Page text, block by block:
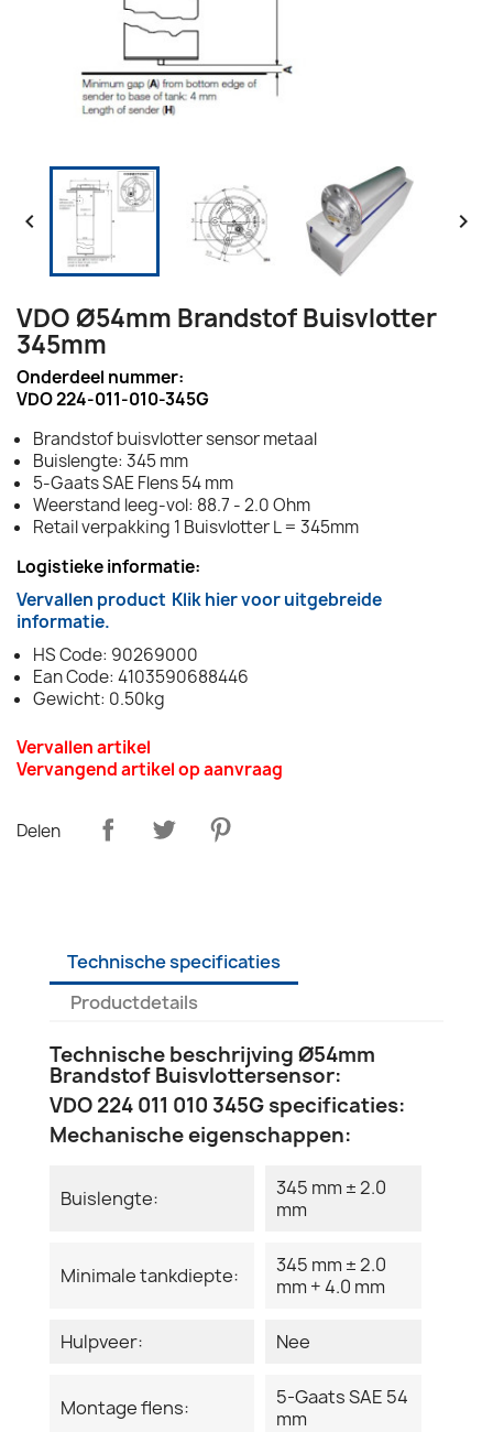
 
VDO Ø54mm Brandstof Buisvlotter
345mm
Onderdeel nummer:
VDO 224-011-010-345G
Brandstof buisvlotter sensor metaal
Buislengte: 345 mm
5-Gaats SAE Flens 54 mm
Weerstand leeg-vol: 88.7 - 2.0 Ohm
Retail verpakking 1 Buisvlotter L = 345mm
Logistieke informatie:
Vervallen product Klik hier voor uitgebreide
informatie.
HS Code: 90269000
Ean Code: 4103590688446
Gewicht: 0.50kg
Vervallen artikel
Vervangend artikel op aanvraag
Delen
Technische specificaties
Productdetails
Technische beschrijving Ø54mm
Brandstof Buisvlottersensor:
VDO 224 011 010 345G specificaties:
Mechanische eigenschappen:
Buislengte:
345 mm ± 2.0
mm
Minimale tankdiepte:
345 mm ± 2.0
mm + 4.0 mm
Hulpveer: Nee
Montage flens:
5-Gaats SAE 54
mm